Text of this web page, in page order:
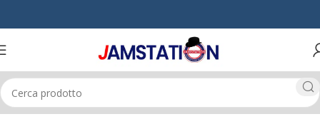
Home CORPO COSMETICA